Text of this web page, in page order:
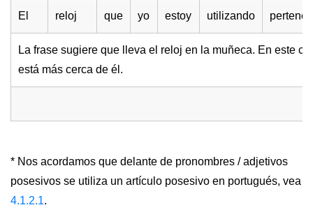
El reloj que yo estoy utilizando
La frase sugiere que lleva el reloj en la muñeca. En este
está más cerca de él.
* Nos acordamos que delante de pronombres / adjetivos
posesivos se utiliza un artículo posesivo en portugués, vea
4.1.2.1.